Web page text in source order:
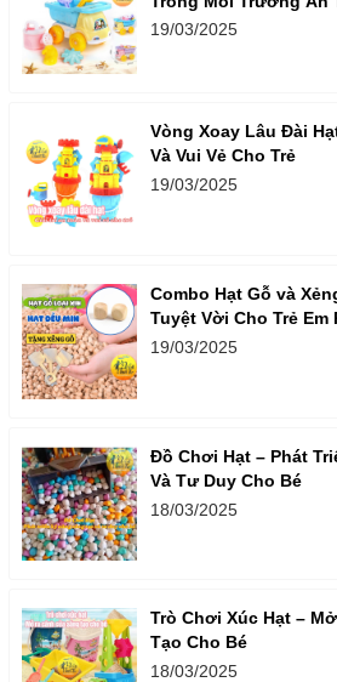
19/03/2025
Vòng Xoay Lâu Đài
Và Vui Vẻ Cho Trẻ
19/03/2025
Combo Hạt Gỗ và
Tuyệt Vời Cho Trẻ Em
19/03/2025
Đồ Chơi Hạt – Phát
Và Tư Duy Cho Bé
18/03/2025
Trò Chơi Xúc Hạt –
Tạo Cho Bé
18/03/2025